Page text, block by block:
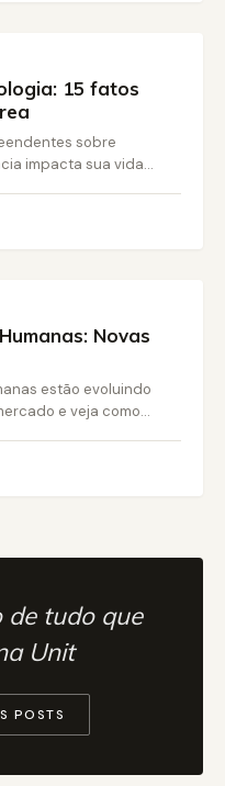
15 fatos
sobre
impacta sua vida...
Novas
estão evoluindo
e veja como...
de tudo que
Unit
POSTS